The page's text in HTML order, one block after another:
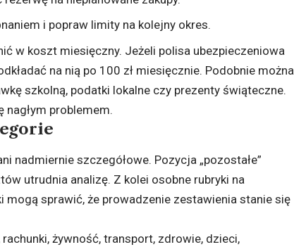
i popraw limity na kolejny okres.
w koszt miesięczny. Jeżeli polisa ubezpieczeniowa
na nią po 100 zł miesięcznie. Podobnie można
szkolną, podatki lokalne czy prezenty świąteczne.
problemem.
nadmiernie szczegółowe. Pozycja „pozostałe”
utrudnia analizę. Z kolei osobne rubryki na
mogą sprawić, że prowadzenie zestawienia stanie się
żywność, transport, zdrowie, dzieci,